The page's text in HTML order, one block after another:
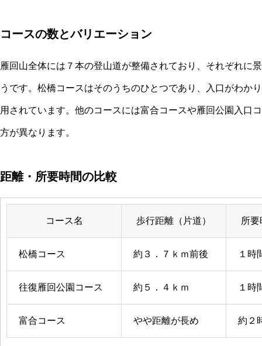
コースの数とバリエーション
雁回山全体には７本の登山道が整備されており、それぞれに
うです。松橋コースはそのうちのひとつであり、入口がわか
用されています。他のコースには富合コースや雁回公園入口
方が異なります。
距離・所要時間の比較
コース名 歩行距離（片道） 所
松橋コース 約３．７ｋｍ前後 １時
往復雁回公園コース 約５．４ｋｍ １時
富合コース やや距離が長め 約２